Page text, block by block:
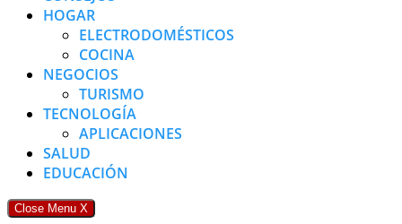
HOGAR
ELECTRODOMÉSTICOS
COCINA
NEGOCIOS
TURISMO
TECNOLOGÍA
APLICACIONES
SALUD
EDUCACIÓN
Close Menu X